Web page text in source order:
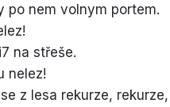
po nem volnym portem.
na střeše.
nelez!
z lesa rekurze, rekurze,